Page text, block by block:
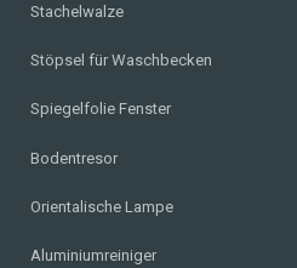
Stachelwalze
Stöpsel für Waschbecken
Spiegelfolie Fenster
Bodentresor
Orientalische Lampe
Aluminiumreiniger